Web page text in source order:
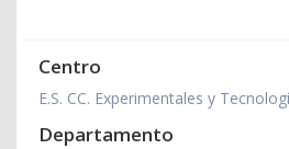
Centro
E.S. CC. Experimentales y
Departamento